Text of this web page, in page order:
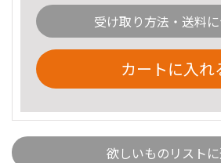
受け取り方法・送料
カートに入れ
欲しいものリスト